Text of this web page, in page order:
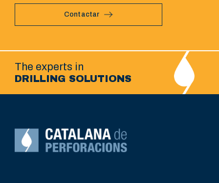
The experts in
DRILLING SOLUTIONS
Contactar